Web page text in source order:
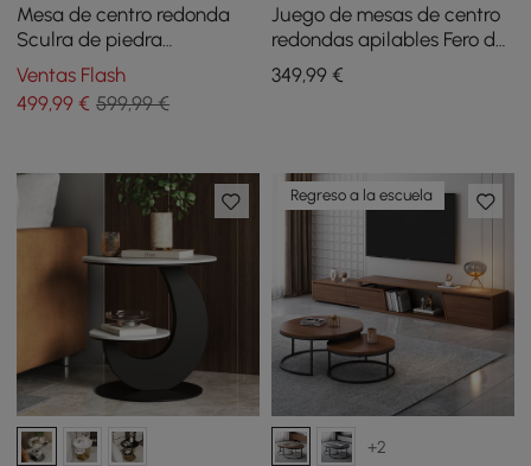
Mesa de centro redonda
Sculra de piedra
sinterizada de nogal de 70
cm
Ventas Flash
499,99 € 599,99 €
Juego de mesas de centro
redondas apilables Fero de
madera - natural y blanco
349,99€
Regreso a la escuela
+2